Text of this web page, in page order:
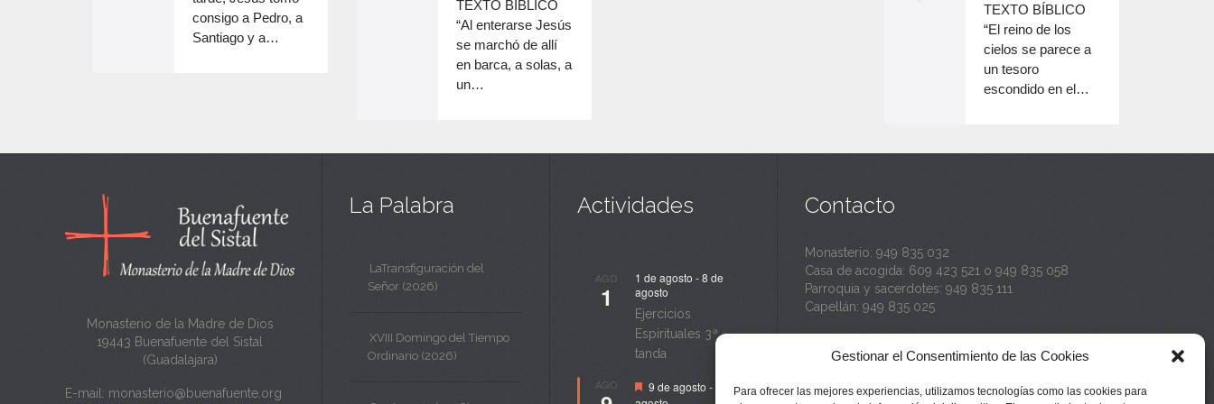
Gestionar el Consentimiento de las Cookies
Para ofrecer las mejores experiencias, utilizamos tecnologías como las cookies para
volumen.
consigo a Pedro, a
Santiago y a…
disminuir
volumen.
TEXTO BÍBLICO
“Al enterarse Jesús
se marchó de allí
en barca, a solas, a
un…
o
disminuir
el
TEXTO BÍBLICO
“El reino de los
cielos se parece a
un tesoro
escondido en el…
Monasterio de la Madre de Dios
19443 Buenafuente del Sistal
(Guadalajara)
E-mail: monasterio@buenafuente.org
La Palabra
LaTransfiguración del
Señor (2026)
XVIII Domingo del Tiempo
Ordinario (2026)
Actividades
AGO
1
1 de agosto -8 de
agosto
Ejercicios
Espirituales 3ª
tanda
AGO Destacado
9 de agosto -
14 de
Contacto
Monasterio: 949 835 032
Casa de acogida: 609 423 521 o 949 835 058
Parroquia y sacerdotes: 949 835 111
Capellán: 949 835 025
Monasterio:monasterio@buenafuente.org
Casa de acogida:acogida@buenafuente.org